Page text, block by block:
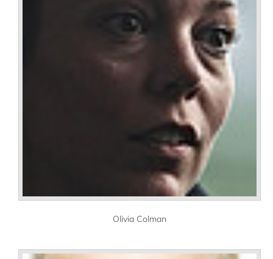
Olivia Colman